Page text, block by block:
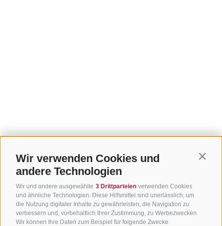
Wir verwenden Cookies und
andere Technologien
Wir und andere ausgewählte 3 Drittparteien verwenden Cookies
und ähnliche Technologien. Diese Hilfsmittel sind unerlässlich, um
die Nutzung digitaler Inhalte zu gewährleisten, die Navigation zu
verbessern und, vorbehaltlich Ihrer Zustimmung, zu Werbezwecken.
Wir können Ihre Daten zum Beispiel für folgende Zwecke